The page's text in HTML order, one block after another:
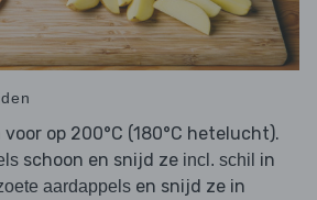
op 200°C (180°C hetelucht).
schoon en snijd ze incl. schil in
aardappels en snijd ze in